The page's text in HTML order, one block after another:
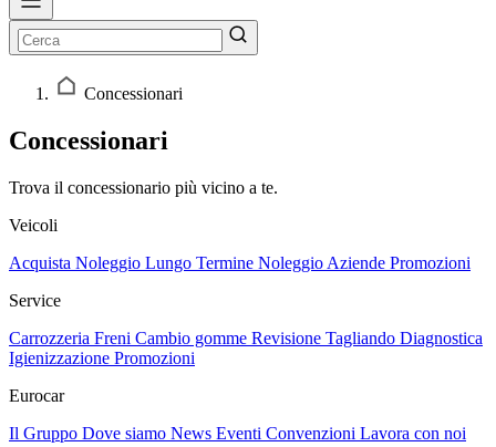
Concessionari
Concessionari
Trova il concessionario più vicino a te.
Veicoli
Acquista Noleggio Lungo Termine Noleggio Aziende Promozioni
Service
Carrozzeria Freni Cambio gomme Revisione Tagliando Diagnostica
Igienizzazione Promozioni
Eurocar
Il Gruppo Dove siamo News Eventi Convenzioni Lavora con noi